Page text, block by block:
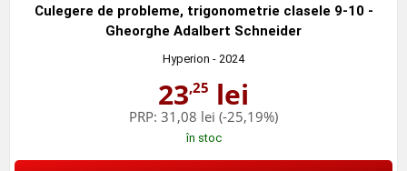
Culegere de probleme, trigonometrie clasele 9-10 -
Gheorghe Adalbert Schneider
Hyperion - 2024
23,25 lei
PRP: 31,08 lei (-25,19%)
în stoc